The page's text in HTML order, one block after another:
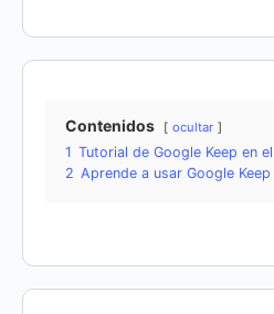
Contenidos ocultar
1 Tutorial de Google Keep en
2 Aprende a usar Google